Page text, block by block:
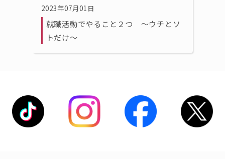
2023年07月01日
就職活動でやること２つ 〜ウチとソ
トだけ〜